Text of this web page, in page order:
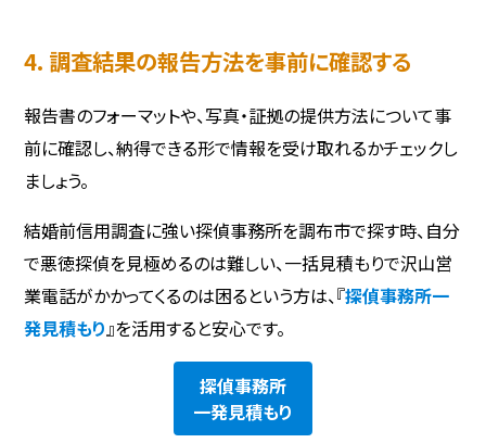
4. 調査結果の報告方法を事前に確認する
報告書のフォーマットや、写真・証拠の提供方法について事
前に確認し、納得できる形で情報を受け取れるかチェックし
ましょう。
結婚前信用調査に強い探偵事務所を調布市で探す時、自分
で悪徳探偵を見極めるのは難しい、一括見積もりで沢山営
業電話がかかってくるのは困るという方は、『探偵事務所一
発見積もり 』を活用すると安心です。
探偵事務所
一発見積もり